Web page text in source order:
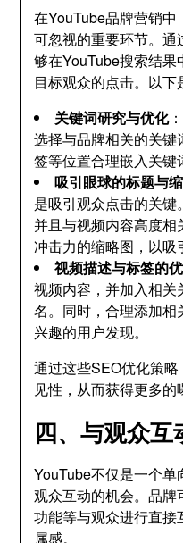
在YouTube品牌营销
可忽视的重要环节。
够在YouTube搜索结
目标观众的点击。以下
关键词研究与优化
选择与品牌相关的关
签等位置合理嵌入关键
吸引眼球的标题与
是吸引观众点击的关键
并且与视频内容高度
冲击力的缩略图，以吸
视频描述与标签的
视频内容，并加入相
名。同时，合理添加
兴趣的用户发现。
通过这些SEO优化策
见性，从而获得更多的
四、与观众
YouTube不仅是一个
观众互动的机会。品
功能等与观众进行直
属感。